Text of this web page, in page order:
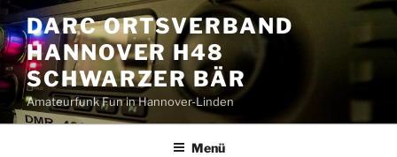
Zum
Inhalt
springen
DARC ORTSVERBAND
HANNOVER H48
SCHWARZER BÄR
Amateurfunk Fun in Hannover-Linden
Menü